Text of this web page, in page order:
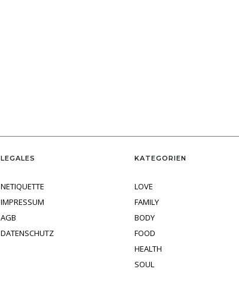
LEGALES
NETIQUETTE
IMPRESSUM
AGB
DATENSCHUTZ
KATEGORIEN
LOVE
FAMILY
BODY
FOOD
HEALTH
SOUL